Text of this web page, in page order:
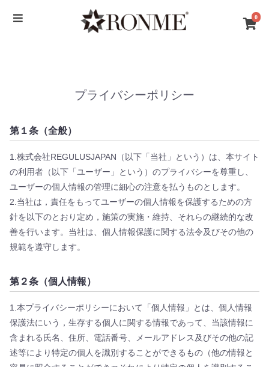
0
プライバシーポリシー
第１条（全般）
1.株式会社REGULUSJAPAN（以下「当社」という）は、本サイト
の利用者（以下「ユーザー」という）のプライバシーを尊重し、
ユーザーの個人情報の管理に細心の注意を払うものとします。
2.当社は，責任をもってユーザーの個人情報を保護するための方
針を以下のとおり定め，施策の実施・維持、それらの継続的な改
善を行います。当社は、個人情報保護に関する法令及びその他の
規範を遵守します。
第２条（個人情報）
1.本プライバシーポリシーにおいて「個人情報」とは、個人情報
保護法にいう，生存する個人に関する情報であって、当該情報に
含まれる氏名、住所、電話番号、メールアドレス及びその他の記
述等により特定の個人を識別することができるもの（他の情報と